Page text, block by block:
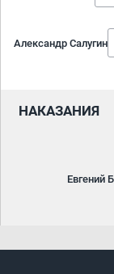
Александр Салугин
НАКАЗАНИЯ
Евгений